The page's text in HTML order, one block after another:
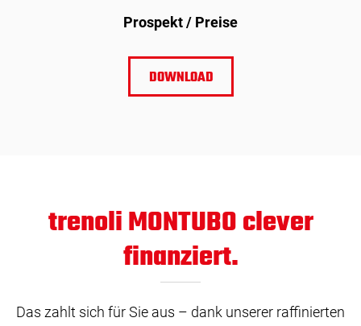
­Prospekt / Preise
DOWNLOAD
trenoli MONTUBO clever
finanziert.
Das zahlt sich für Sie aus – dank unserer raffinierten